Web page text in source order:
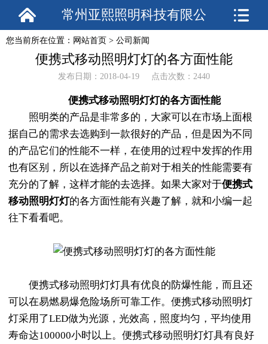
常州亚熙照明科技有限公
司
您当前所在位置： 网站首页 > 公司新闻
便携式移动照明灯灯的各方面性能
发布日期：2018-04-19 点击次数：2440
便携式移动照明灯灯的各方面性能
照明类的产品是非常多的，大家可以在市场上面根
据自己的需求去选购到一款很好的产品，但是因为不同
的产品它们的性能不一样，在使用的过程中发挥的作用
也有区别，所以在选择产品之前对于相关的性能需要有
充分的了解，这样才能的去选择。如果大家对于便携式
移动照明灯灯的各方面性能有兴趣了解，就和小编一起
往下看看吧。
便携式移动照明灯灯具有优良的防爆性能，而且还
可以在易燃易爆危险场所可靠工作。便携式移动照明灯
灯采用了LED做为光源，光效高，照度均匀，平均使用
寿命达100000小时以上。便携式移动照明灯灯具有良好